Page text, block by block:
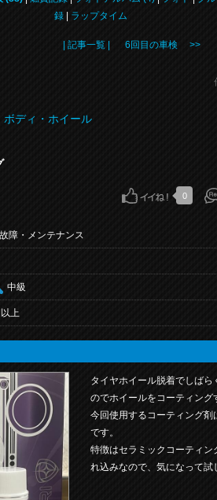
録| ラップタイム
| 記事一覧 | 6回目の車検 >>
ボディ・ホイール
0
障・メンテナンス
中級
上
タイヤホイール脱着でしばら
のでホイールをコーティング
今回使用するコーティング剤
です。
特徴はセラミックコーティ
れ込みなので、気になって試